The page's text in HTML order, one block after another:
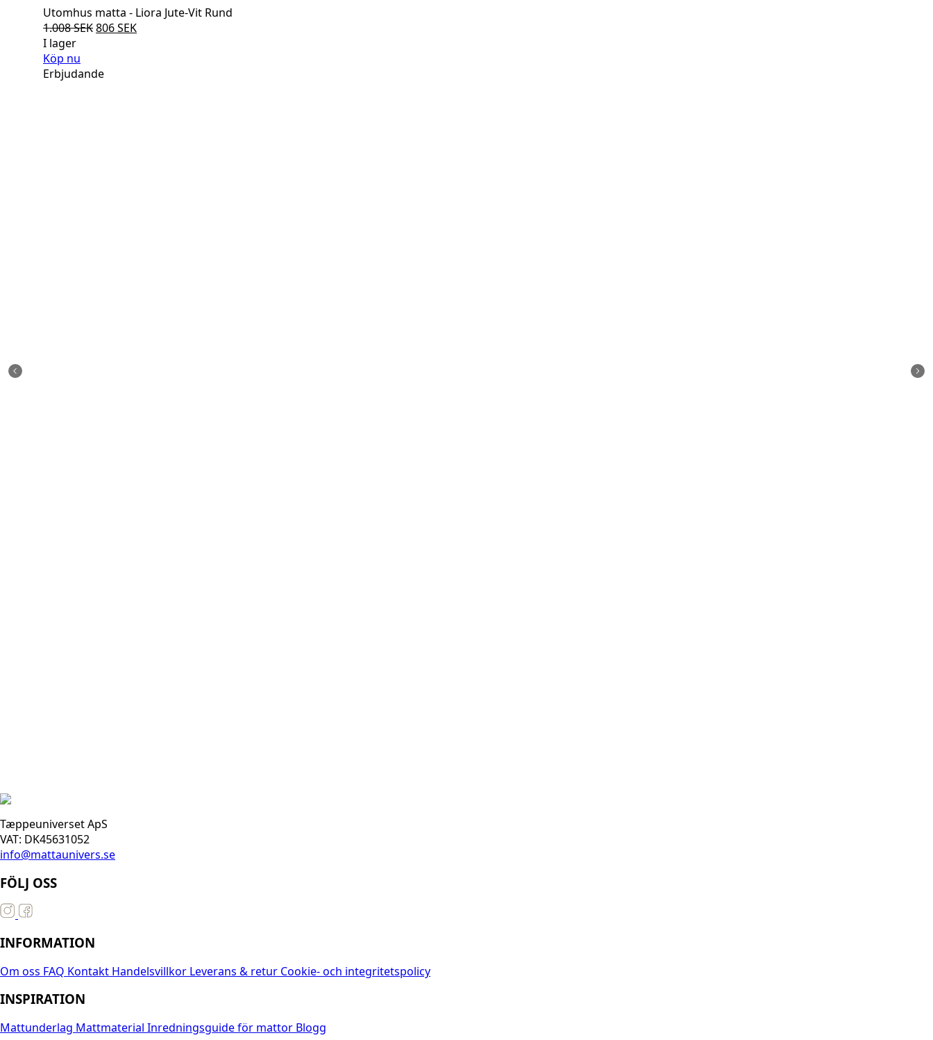
Utomhus matta - Liora Jute-Vit Rund
1.008SEKDet
var:
806SEKDet
I lager
Köp nu
Erbjudande
Tæppeuniverset ApS
VAT: DK45631052
info@mattaunivers.se
FÖLJ OSS
INFORMATION
Om oss FAQ Kontakt Handelsvillkor Leverans & retur Cookie- och integritetspolicy
INSPIRATION
Mattunderlag Mattmaterial Inredningsguide för mattor Blogg